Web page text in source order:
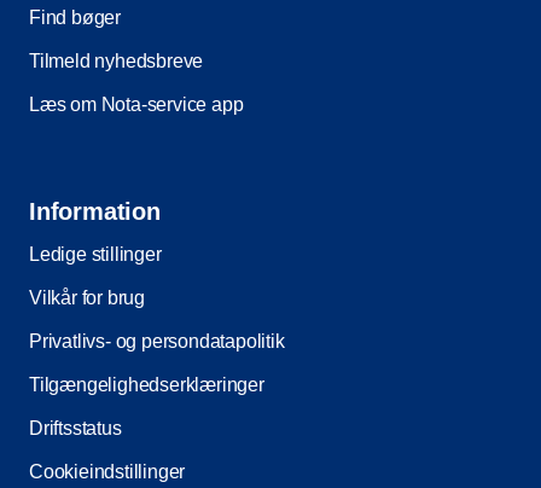
Find bøger
Tilmeld nyhedsbreve
Læs om Nota-service app
Information
Ledige stillinger
Vilkår for brug
Privatlivs- og persondatapolitik
Tilgængelighedserklæringer
Driftsstatus
Cookieindstillinger